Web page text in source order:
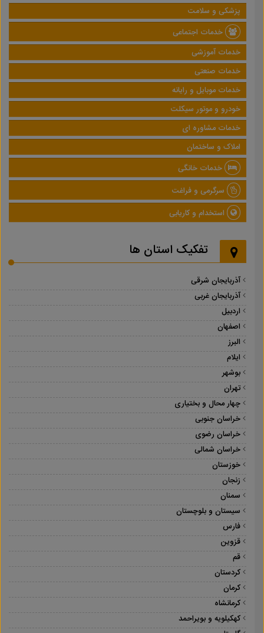
پزشکی و سلامت
خدمات اجتماعی
خدمات آموزشی
خدمات صنعتی
خدمات موبایل و رایانه
خودرو و موتور سیکلت
خدمات مشاوره ای
املاک و ساختمان
خدمات خانگی
سرگرمی و فراغت
استخدام و کاریابی
تفکیک استان ها
آذربایجان شرقی
آذربایجان غربی
اردبیل
اصفهان
البرز
ایلام
بوشهر
تهران
چهار محال و بختیاری
خراسان جنوبی
خراسان رضوی
خراسان شمالی
خوزستان
زنجان
سمنان
سیستان و بلوچستان
فارس
قزوین
قم
کردستان
کرمان
کرمانشاه
کهکیلویه و بویراحمد